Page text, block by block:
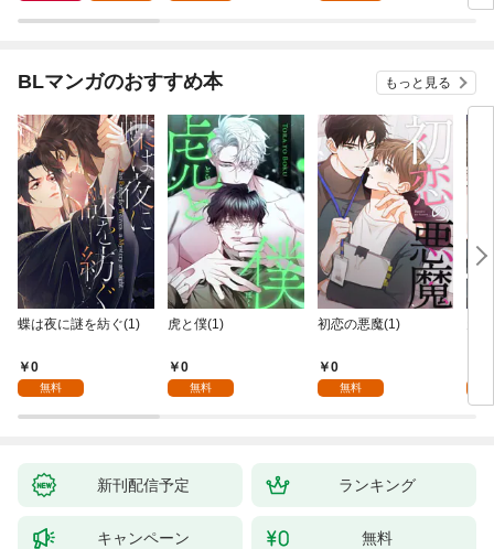
BLマンガのおすすめ本 もっと見る
蝶は夜に謎を紡ぐ(1)
0
無料
虎と僕(1)
0
無料
初恋の悪魔(1)
0
無料
新刊配信予定 ランキング
キャンペーン 無料